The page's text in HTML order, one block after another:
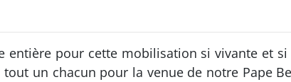
entière pour cette mobilisation si vivante et
un chacun pour la venue de notre Pape